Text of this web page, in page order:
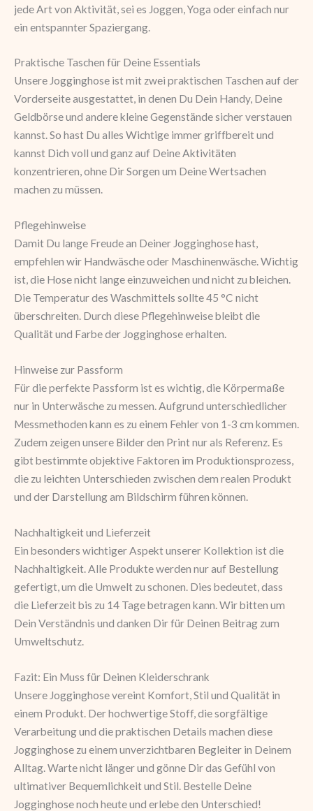
jede Art von Aktivität, sei es Joggen, Yoga oder einfach nur
ein entspannter Spaziergang.
Praktische Taschen für Deine Essentials
Unsere Jogginghose ist mit zwei praktischen Taschen auf der
Vorderseite ausgestattet, in denen Du Dein Handy, Deine
Geldbörse und andere kleine Gegenstände sicher verstauen
kannst. So hast Du alles Wichtige immer griffbereit und
kannst Dich voll und ganz auf Deine Aktivitäten
konzentrieren, ohne Dir Sorgen um Deine Wertsachen
machen zu müssen.
Pflegehinweise
Damit Du lange Freude an Deiner Jogginghose hast,
empfehlen wir Handwäsche oder Maschinenwäsche. Wichtig
ist, die Hose nicht lange einzuweichen und nicht zu bleichen.
Die Temperatur des Waschmittels sollte 45 °C nicht
überschreiten. Durch diese Pflegehinweise bleibt die
Qualität und Farbe der Jogginghose erhalten.
Hinweise zur Passform
Für die perfekte Passform ist es wichtig, die Körpermaße
nur in Unterwäsche zu messen. Aufgrund unterschiedlicher
Messmethoden kann es zu einem Fehler von 1-3 cm kommen.
Zudem zeigen unsere Bilder den Print nur als Referenz. Es
gibt bestimmte objektive Faktoren im Produktionsprozess,
die zu leichten Unterschieden zwischen dem realen Produkt
und der Darstellung am Bildschirm führen können.
Nachhaltigkeit und Lieferzeit
Ein besonders wichtiger Aspekt unserer Kollektion ist die
Nachhaltigkeit. Alle Produkte werden nur auf Bestellung
gefertigt, um die Umwelt zu schonen. Dies bedeutet, dass
die Lieferzeit bis zu 14 Tage betragen kann. Wir bitten um
Dein Verständnis und danken Dir für Deinen Beitrag zum
Umweltschutz.
Fazit: Ein Muss für Deinen Kleiderschrank
Unsere Jogginghose vereint Komfort, Stil und Qualität in
einem Produkt. Der hochwertige Stoff, die sorgfältige
Verarbeitung und die praktischen Details machen diese
Jogginghose zu einem unverzichtbaren Begleiter in Deinem
Alltag. Warte nicht länger und gönne Dir das Gefühl von
ultimativer Bequemlichkeit und Stil. Bestelle Deine
Jogginghose noch heute und erlebe den Unterschied!